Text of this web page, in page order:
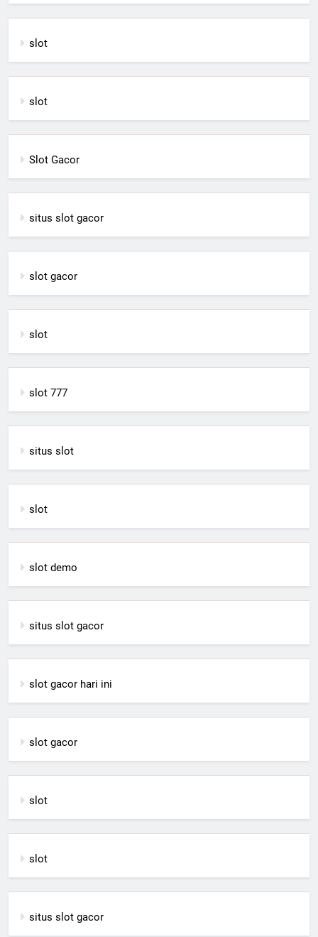
slot
slot
Slot Gacor
situs slot gacor
slot gacor
slot
slot 777
situs slot
slot
slot demo
situs slot gacor
slot gacor hari ini
slot gacor
slot
slot
situs slot gacor